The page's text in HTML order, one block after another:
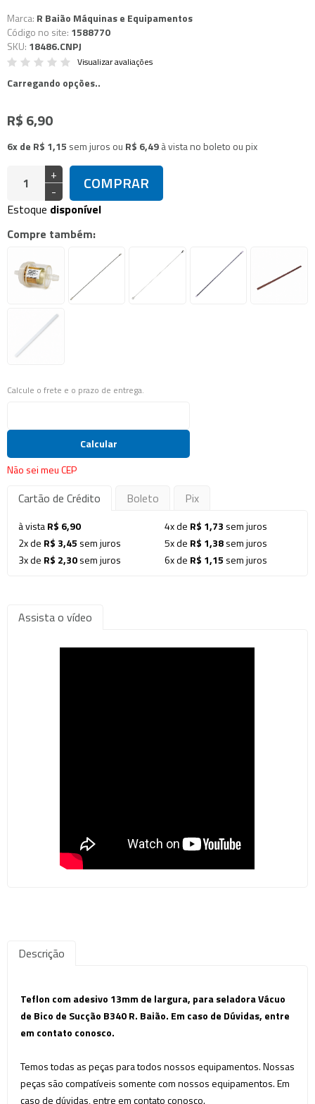
Marca: R Baião Máquinas e Equipamentos
Código no site: 1588770
SKU: 18486.CNPJ
Visualizar avaliações
Carregando opções..
R$ 6,90
6x de R$ 1,15 sem juros ou R$ 6,49à vista no boleto ou pix
+
-
COMPRAR
Estoque disponível
Compre também:
Calcule o frete e o prazo de entrega.
Calcular
Não sei meu CEP
Cartão de Crédito Boleto Pix
à vistaR$ 6,90
2x de R$ 3,45 sem juros
3x de R$ 2,30sem juros
4x de R$ 1,73 sem juros
5x de R$ 1,38sem juros
6x de R$ 1,15 sem juros
Assista o vídeo
Descrição
Teflon com adesivo 13mm de largura, para seladora Vácuo
de Bico de Sucção B340 R. Baião. Em caso de Dúvidas, entre
em contato conosco.
Temos todas as peças para todos nossos equipamentos. Nossas
peças são compatíveis somente com nossos equipamentos.Em
caso de dúvidas, entre em contato conosco.